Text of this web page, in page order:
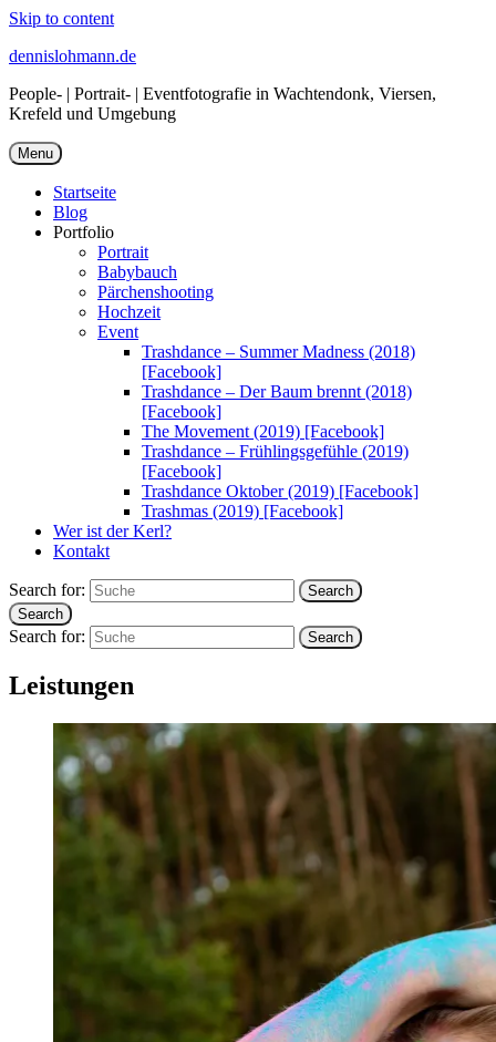
Skip to content
dennislohmann.de
People- | Portrait- | Eventfotografie in Wachtendonk, Viersen,
Krefeld und Umgebung
Menu
Startseite
Blog
Portfolio
Portrait
Babybauch
Pärchenshooting
Hochzeit
Event
Trashdance – Summer Madness (2018)
[Facebook]
Trashdance – Der Baum brennt (2018)
[Facebook]
The Movement (2019) [Facebook]
Trashdance – Frühlingsgefühle (2019)
[Facebook]
Trashdance Oktober (2019) [Facebook]
Trashmas (2019) [Facebook]
Wer ist der Kerl?
Kontakt
Search for:
Search
Search
Search for: Search
Leistungen